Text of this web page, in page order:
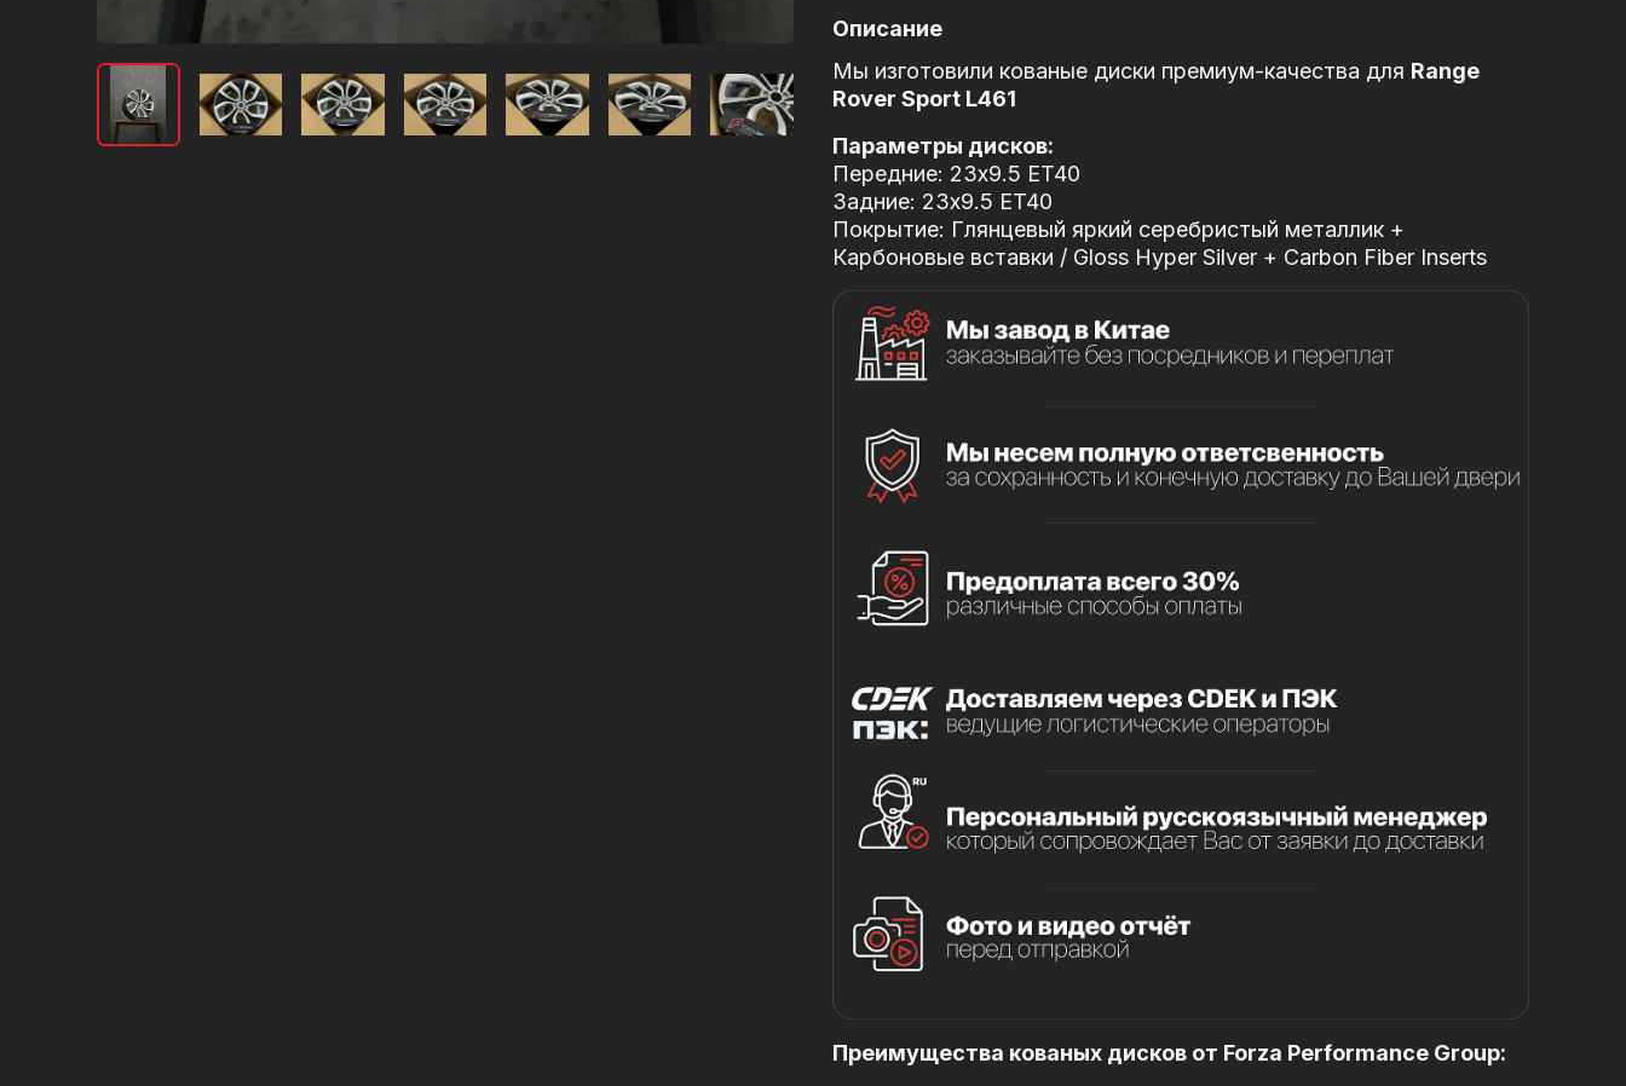
Описание
Мы изготовили кованые диски премиум-качества для Range
Rover Sport L461
Параметры дисков:
Передние: 23x9.5 ET40
Задние: 23x9.5 ET40
Покрытие: Глянцевый яркий серебристый металлик +
Карбоновые вставки / Gloss Hyper Silver + Carbon Fiber Inserts
Преимущества кованых дисков от Forza Performance Group: